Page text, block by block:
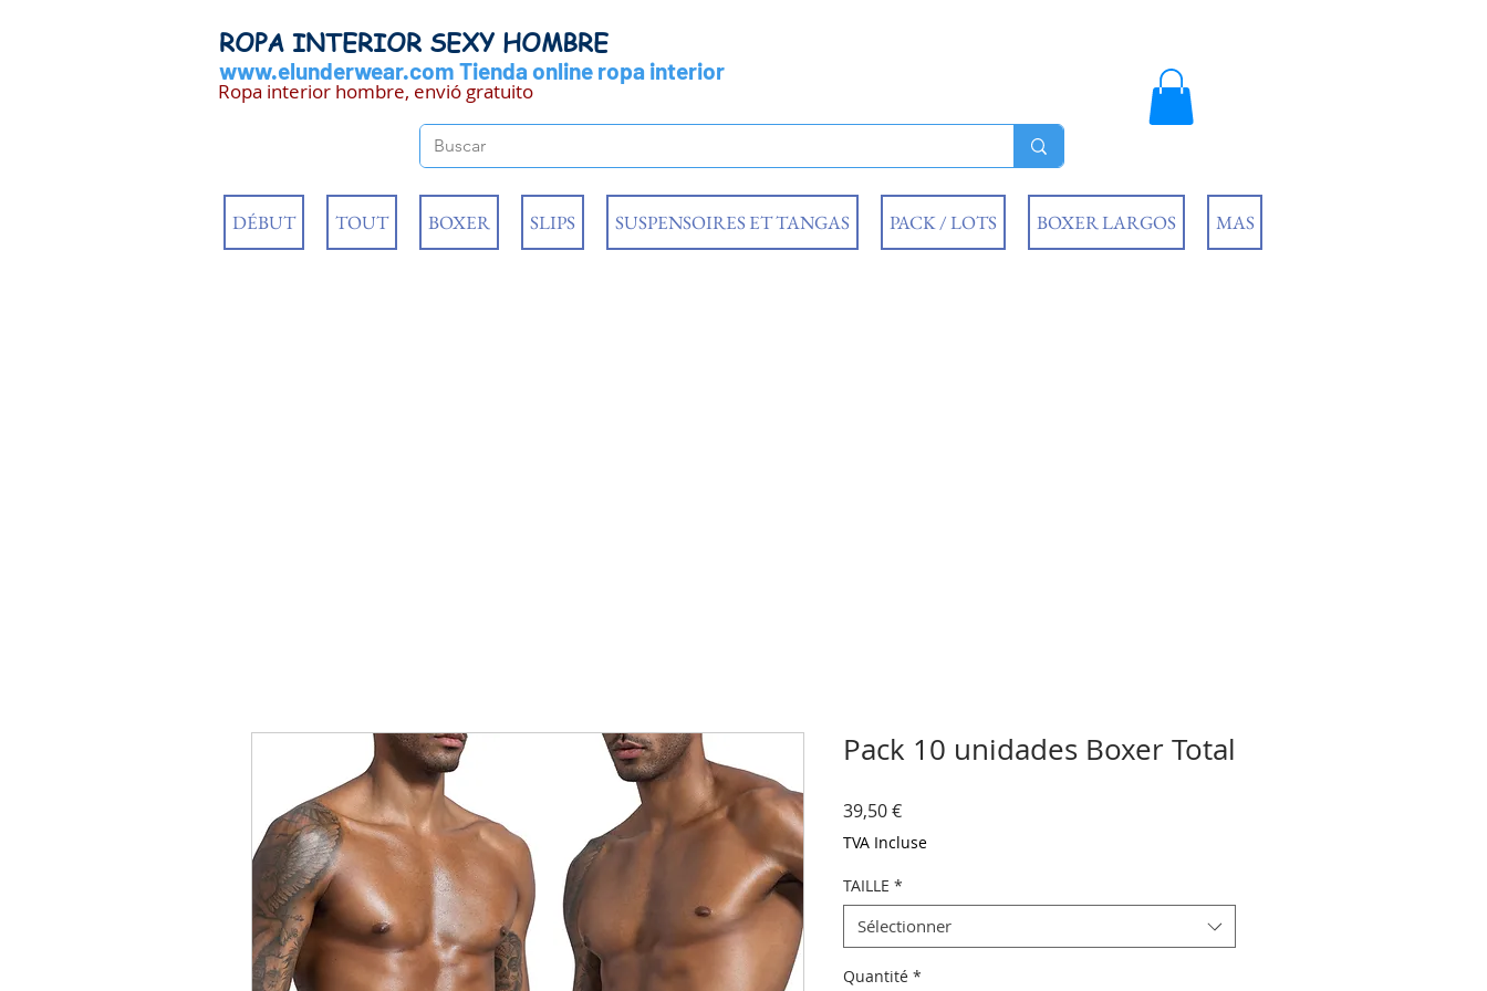
ROPA INTERIOR SEXY HOMBRE
www.elunderwear.com Tienda online ropa interior
Ropa interior hombre, envió gratuito
DÉBUT TOUT BOXER SLIPS SUSPENSOIRES ET TANGAS PACK / LOTS BOXER LARGOS MAS
Pack 10 unidades Boxer Total
39,50 €Prix
TVA Incluse
TAILLE *
Sélectionner
Quantité *